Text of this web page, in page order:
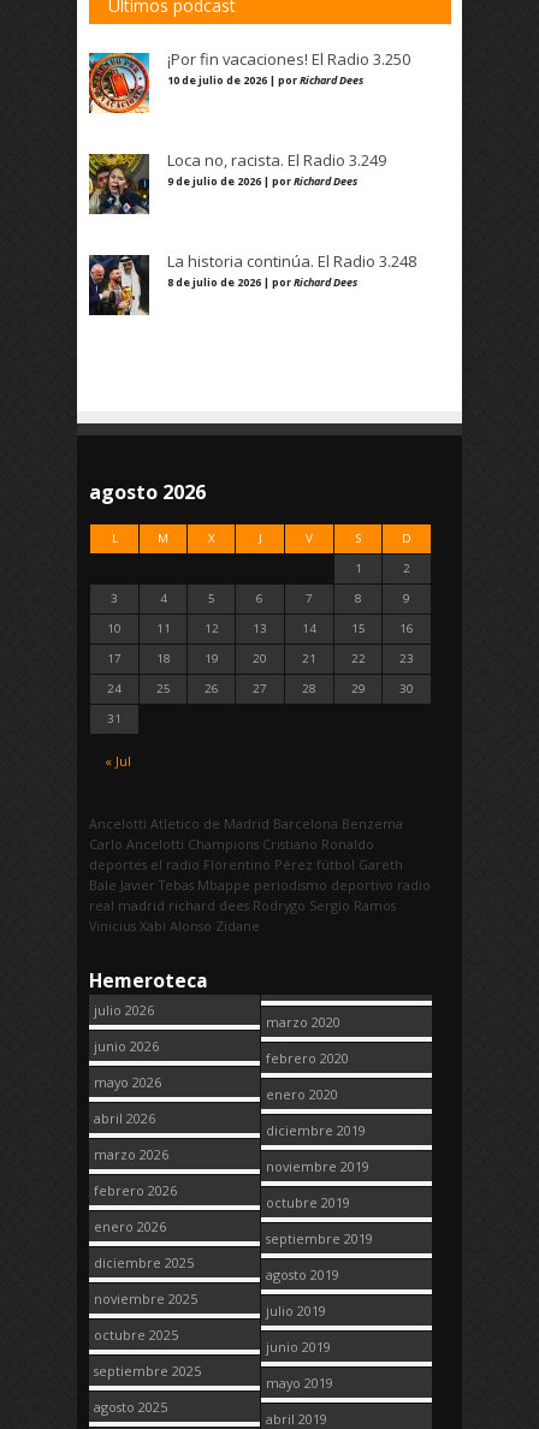
Últimos podcast
¡Por fin vacaciones! El Radio 3.250
10 de julio de 2026 | porRichard Dees
Loca no, racista. El Radio 3.249
9 de julio de 2026 | porRichard Dees
La historia continúa. El Radio 3.248
8 de julio de 2026 | porRichard Dees
agosto 2026
L M X J V S D
« Jul
1
2
3
4 5 6 7 8
9
10
11 12 13 14 15
16
17
18 19 20 21 22
23
24
25 26 27 28 29
30
31
Ancelotti Atletico de Madrid Barcelona Benzema
Carlo Ancelotti Champions Cristiano Ronaldo
deportes el radio Florentino Pérez fútbol Gareth
Bale Javier Tebas Mbappe periodismo deportivo radio
real madrid richard dees Rodrygo Sergio Ramos
Vinicius Xabi Alonso Zidane
Hemeroteca
julio 2026
junio 2026
mayo 2026
abril 2026
marzo 2026
febrero 2026
enero 2026
diciembre 2025
noviembre 2025
octubre 2025
septiembre 2025
agosto 2025
marzo 2020
febrero 2020
enero 2020
diciembre 2019
noviembre 2019
octubre 2019
septiembre 2019
agosto 2019
julio 2019
junio 2019
mayo 2019
abril 2019